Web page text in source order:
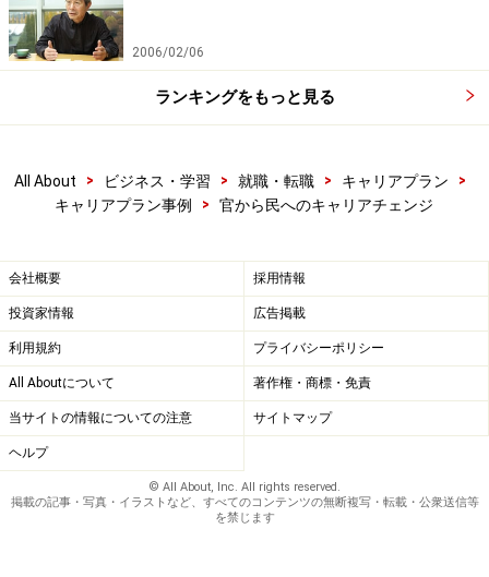
2006/02/06
ランキングをもっと見る
All About > ビジネス・学習 > 就職・転職 > キャリアプラン
>
キャリアプラン事例
> 官から民へのキャリアチェンジ
会社概要 採用情報
投資家情報 広告掲載
利用規約 プライバシーポリシー
All Aboutについて 著作権・商標・免責
当サイトの情報についての注意 サイトマップ
ヘルプ
© All About, Inc. All rights reserved.
掲載の記事・写真・イラストなど、すべてのコンテンツの無断複写・転載・公衆送信等
を禁じます